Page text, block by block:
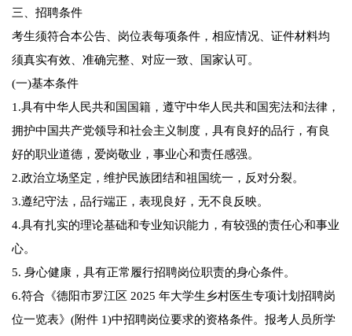
三、招聘条件
考生须符合本公告、岗位表每项条件，相应情况、证件材料均
须真实有效、准确完整、对应一致、国家认可。
(一)基本条件
1.具有中华人民共和国国籍，遵守中华人民共和国宪法和法律，
拥护中国共产党领导和社会主义制度，具有良好的品行，有良
好的职业道德，爱岗敬业，事业心和责任感强。
2.政治立场坚定，维护民族团结和祖国统一，反对分裂。
3.遵纪守法，品行端正，表现良好，无不良反映。
4.具有扎实的理论基础和专业知识能力，有较强的责任心和事业
心。
5. 身心健康，具有正常履行招聘岗位职责的身心条件。
6.符合《德阳市罗江区 2025 年大学生乡村医生专项计划招聘岗
位一览表》(附件 1)中招聘岗位要求的资格条件。报考人员所学